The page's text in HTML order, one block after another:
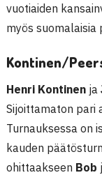
vuotiaiden
myös
Kontinen/
Henri Kontinen ja
Sijoittamaton pari
Turnauksessa on
kauden
ohittaakseen Bob